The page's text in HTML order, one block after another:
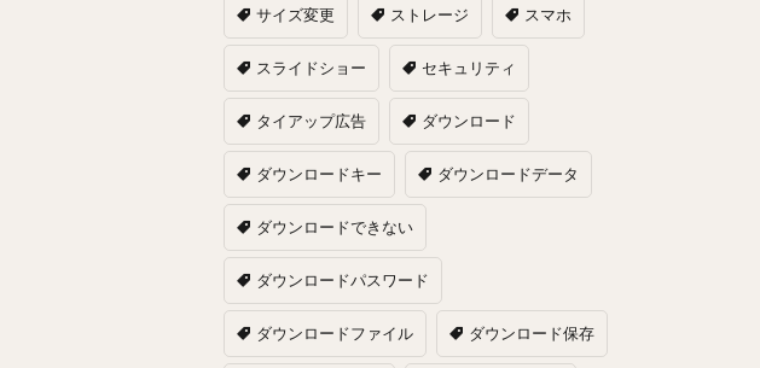
サイズ変更 ストレージ スマホ
スライドショー セキュリティ
タイアップ広告 ダウンロード
ダウンロードキー ダウンロードデータ
ダウンロードできない
ダウンロードパスワード
ダウンロードファイル ダウンロード保存